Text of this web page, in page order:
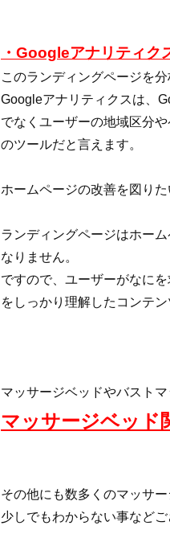
・Googleアナリティク
このランディングページを
Googleアナリティクスは、
でなくユーザーの地域区分
のツールだと言えます。
ホームページの改善を図り
ランディングページはホー
なりません。
ですので、ユーザーがなに
をしっかり理解したコンテ
マッサージベッドやバスト
マッサージベッド
その他にも数多くのマッサ
少しでもわからない事など